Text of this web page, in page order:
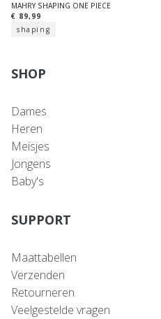
MAHRY SHAPING ONE PIECE
€ 89,99
shaping
SHOP
Dames
Heren
Meisjes
Jongens
Baby's
SUPPORT
Maattabellen
Verzenden
Retourneren
Veelgestelde vragen